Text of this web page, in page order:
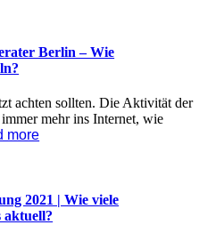
Berlin – Wie
achten sollten. Die Aktivität der
mehr ins Internet, wie
more
2021 | Wie viele
aktuell?